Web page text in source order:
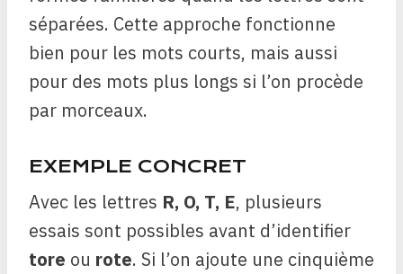
séparées. Cette approche fonctionne
bien pour les mots courts, mais aussi
pour des mots plus longs si l’on procède
par morceaux.
EXEMPLE CONCRET
Avec les lettres R, O, T, E, plusieurs
essais sont possibles avant d’identifier
tore ou rote. Si l’on ajoute une cinquième